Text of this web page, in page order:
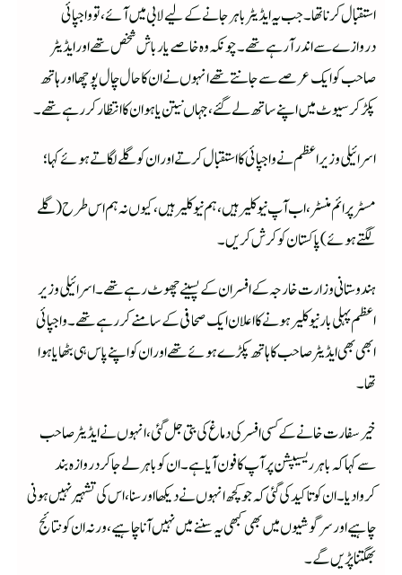
استقبال کرنا تھا۔ جب یہ ایڈیٹر باہر جانے کے لیے لابی میں آئے، تو واجپائی
دروازے سے اندر آرہے تھے۔ چونکہ وہ خاصے یار باش شخص تھے اور ایڈیٹر
صاحب کو ایک عرصے سے جانتے تھے انہوں نے ان کا حال چال پوچھا اور ہاتھ
پکڑ کر سیوٹ میں اپنے ساتھ لے گئے، جہاں نیتن یاہو ان کا انتظار کر رہے تھے۔
اسرائیلی وزیر اعظم نے واجپائی کا استقبال کرتے اور ان کو گلے لگاتے ہوئے کہا؛
مسٹر پرائم منسٹر، اب آپ نیوکلیر ہیں، ہم نیوکلیر ہیں، کیوں نہ ہم اس طرح (گلے
لگتے ہوئے) پاکستان کو کرش کریں۔
ہندوستانی وزارت خارجہ کے افسران کے پسینے چھوٹ رہے تھے۔ اسرائیلی وزیر
اعظم پہلی بار نیوکلیر ہونے کا اعلان ایک صحافی کے سامنے کر رہے تھے۔ واجپائی
ابھی بھی ایڈیٹر صاحب کا ہاتھ پکڑے ہوئے تھے اور ان کو اپنے پاس ہی بٹھایا ہوا
تھا۔
خیر سفارت خانے کے کسی افسر کی دماغ کی بتی جل گئی، انہوں نے ایڈیٹر صاحب
سے کہا کہ باہر ریسیپشن پر آپ کا فون آیا ہے۔ ان کو باہر لےجاکر دروازہ بند
کروادیا۔ ان کو تاکید کی گئی کہ جو کچھ انہوں نے دیکھا اور سنا، اس کی تشہیر نہیں ہونی
چاہیے اور سرگوشیوں میں بھی کبھی یہ سننے میں نہیں آنا چاہیے، ورنہ ان کو نتائج
بھگتنا پڑیں گے۔